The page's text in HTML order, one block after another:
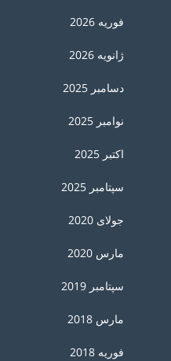
فوریه 2026
ژانویه 2026
دسامبر 2025
نوامبر 2025
اکتبر 2025
سپتامبر 2025
جولای 2020
مارس 2020
سپتامبر 2019
مارس 2018
فوریه 2018